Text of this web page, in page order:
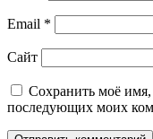
Email *
Сайт
Сохранить моё имя,
последующих моих